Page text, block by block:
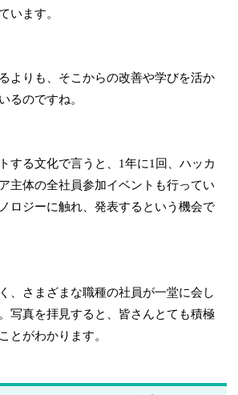
います。
よりも、そこからの改善や学びを活か
るのですね。
する文化で言うと、1年に1回、ハッカ
主体の全社員参加イベントも行ってい
ロジーに触れ、発表するという機会で
、さまざまな職種の社員が一堂に会し
写真を拝見すると、皆さんとても積極
とがわかります。